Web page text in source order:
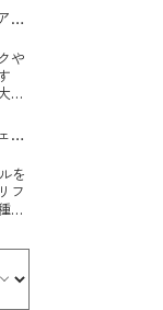
何
イ
や
切
整
』
ン
を
フ
と
。
ェ